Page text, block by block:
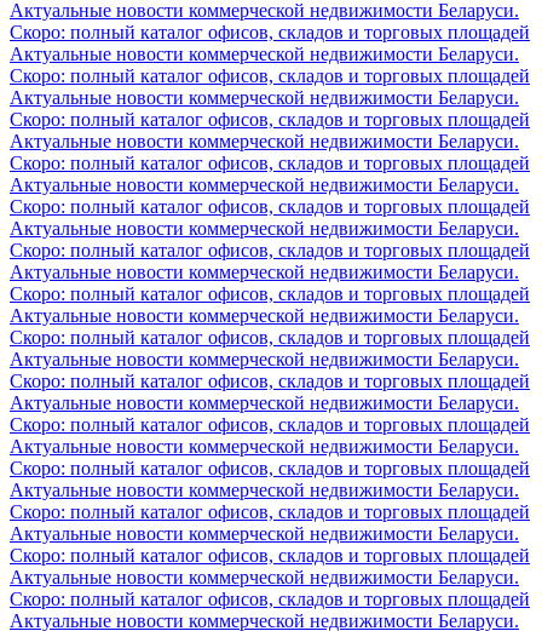
Актуальные новости коммерческой недвижимости Беларуси.
Скоро: полный каталог офисов, складов и торговых площадей
Актуальные новости коммерческой недвижимости Беларуси.
Скоро: полный каталог офисов, складов и торговых площадей
Актуальные новости коммерческой недвижимости Беларуси.
Скоро: полный каталог офисов, складов и торговых площадей
Актуальные новости коммерческой недвижимости Беларуси.
Скоро: полный каталог офисов, складов и торговых площадей
Актуальные новости коммерческой недвижимости Беларуси.
Скоро: полный каталог офисов, складов и торговых площадей
Актуальные новости коммерческой недвижимости Беларуси.
Скоро: полный каталог офисов, складов и торговых площадей
Актуальные новости коммерческой недвижимости Беларуси.
Скоро: полный каталог офисов, складов и торговых площадей
Актуальные новости коммерческой недвижимости Беларуси.
Скоро: полный каталог офисов, складов и торговых площадей
Актуальные новости коммерческой недвижимости Беларуси.
Скоро: полный каталог офисов, складов и торговых площадей
Актуальные новости коммерческой недвижимости Беларуси.
Скоро: полный каталог офисов, складов и торговых площадей
Актуальные новости коммерческой недвижимости Беларуси.
Скоро: полный каталог офисов, складов и торговых площадей
Актуальные новости коммерческой недвижимости Беларуси.
Скоро: полный каталог офисов, складов и торговых площадей
Актуальные новости коммерческой недвижимости Беларуси.
Скоро: полный каталог офисов, складов и торговых площадей
Актуальные новости коммерческой недвижимости Беларуси.
Скоро: полный каталог офисов, складов и торговых площадей
Актуальные новости коммерческой недвижимости Беларуси.